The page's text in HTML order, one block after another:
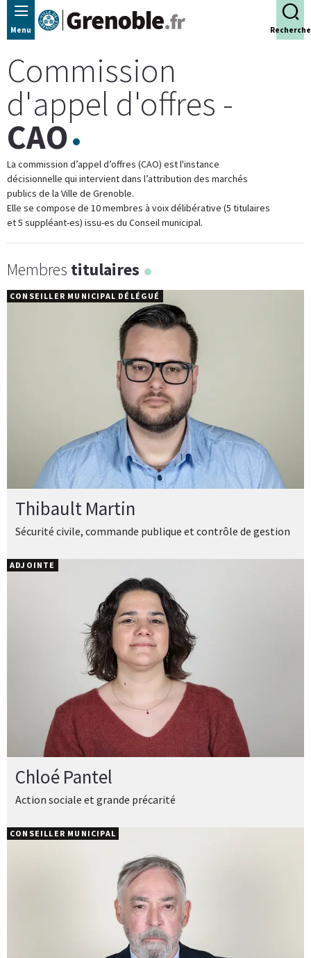
Panneau de gestion des cookies
Menu Recherche
Commission
d'appel d'offres -
CAO
La commission d’appel d’offres (CAO) est l'instance
décisionnelle qui intervient dans l’attribution des marchés
publics de la Ville de Grenoble.
Elle se compose de 10 membres à voix délibérative (5 titulaires
et 5 suppléant-es) issu-es du Conseil municipal.
Membres titulaires
Thibault Martin
Sécurité civile, commande publique et contrôle de gestion
CONSEILLER MUNICIPAL DÉLÉGUÉ
Chloé Pantel
Action sociale et grande précarité
ADJOINTE
CONSEILLER MUNICIPAL